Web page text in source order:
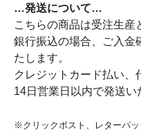
…発送について…
こちらの商品は受注生産
銀行振込の場合、ご入金
たします。
クレジットカード払い、
14日営業日以内で発送い
※クリックポスト、レターパッ